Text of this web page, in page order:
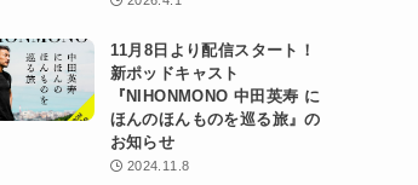
11月8日より配信スタート！
新ポッドキャスト
『NIHONMONO 中田英寿 に
ほんのほんものを巡る旅』の
お知らせ
2024.11.8